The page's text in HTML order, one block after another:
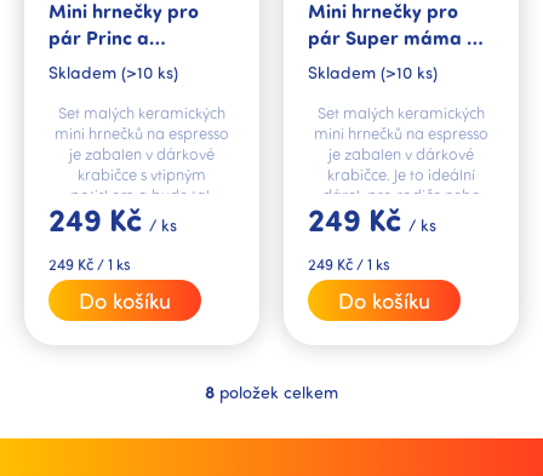
Mini hrnečky pro
pár Princ a
Princezna
Skladem (>10 ks)
249 Kč / ks
Měrná
cena:
249 Kč / 1 ks
Do košíku
Set malých keramických
mini hrnečků na espresso
je zabalen v dárkové
krabičce s vtipným
potiskem a bude tak
krásným dárkem pro
zamilované páry jako
dárek k Valentýnu nebo
může...
Mini hrnečky pro
pár Super máma a
Super táta
Skladem (>10 ks)
249 Kč / ks
Měrná
cena:
249 Kč / 1 ks
Do košíku
Set malých keramických
mini hrnečků na espresso
je zabalen v dárkové
krabičce. Je to ideální
dárek pro rodiče nebo
může sloužit i jako
originální dárek k
narození dítěte.
O
l
8 položek celkem